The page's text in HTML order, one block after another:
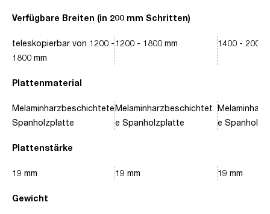
Verfügbare Breiten (in 200 mm Schritten)
Plattenmaterial
Plattenstärke
Gewicht
teleskopierbar von 1200 -
1800 mm
Melaminharzbeschichtete
Spanholzplatte
19 mm
1200 - 1800 mm
Melaminharzbeschichtet
e Spanholzplatte
19 mm
1400 - 2000
e
19 mm